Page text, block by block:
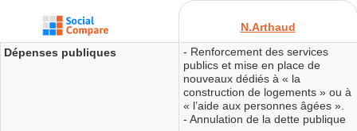
N.Arthaud
Dépenses publiques
- Renforcement des services
publics et mise en place de
nouveaux dédiés à « la
construction de logements » ou à
« l’aide aux personnes âgées ».
- Annulation de la dette publique